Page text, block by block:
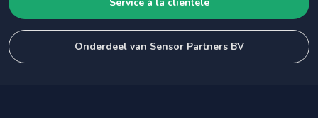
Onderdeel van Sensor Partners BV